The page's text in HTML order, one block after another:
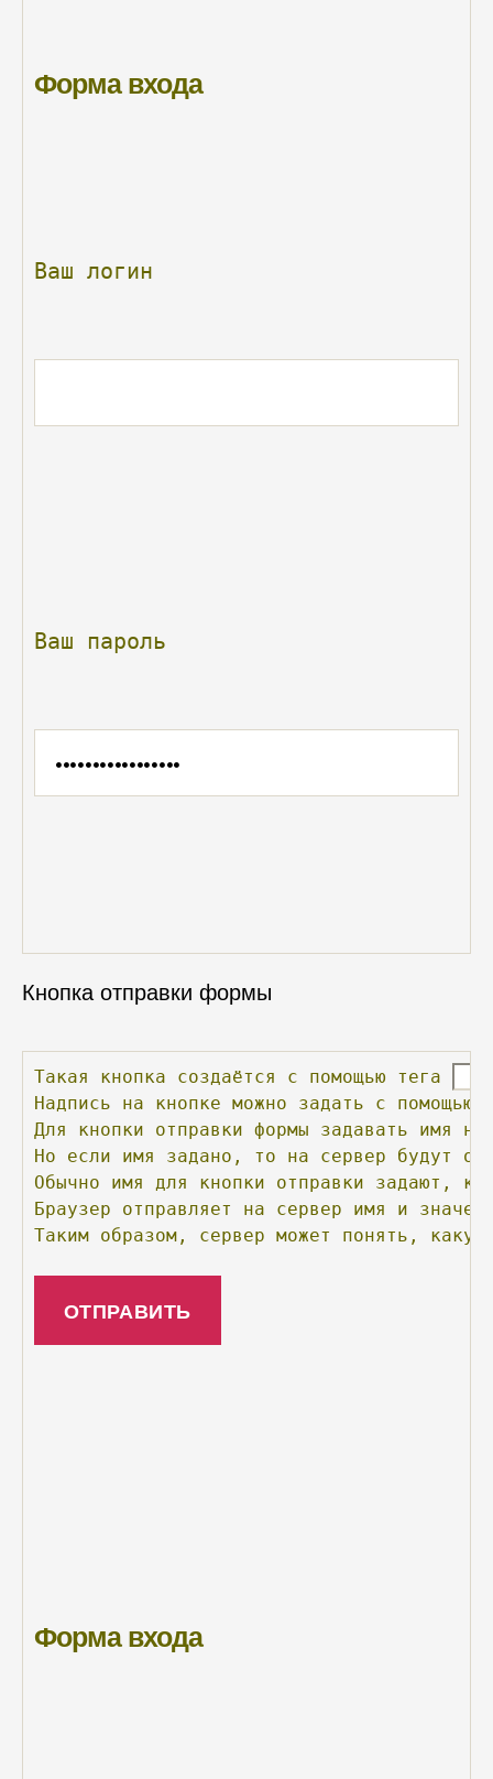
Формавхода
Ваш логин
Ваш пароль
Кнопка отправки формы
Такая кнопка создаётся с помощью тега
Надпись
на кнопке можно задать с помощью
Для
кнопки отправки формы задавать имя
Но
если имя задано, то на сервер будут
Обычно
имя для кнопки отправки задают,
Браузер
отправляет на сервер имя и
Таким образом, сервер может понять, какую
Формавхода